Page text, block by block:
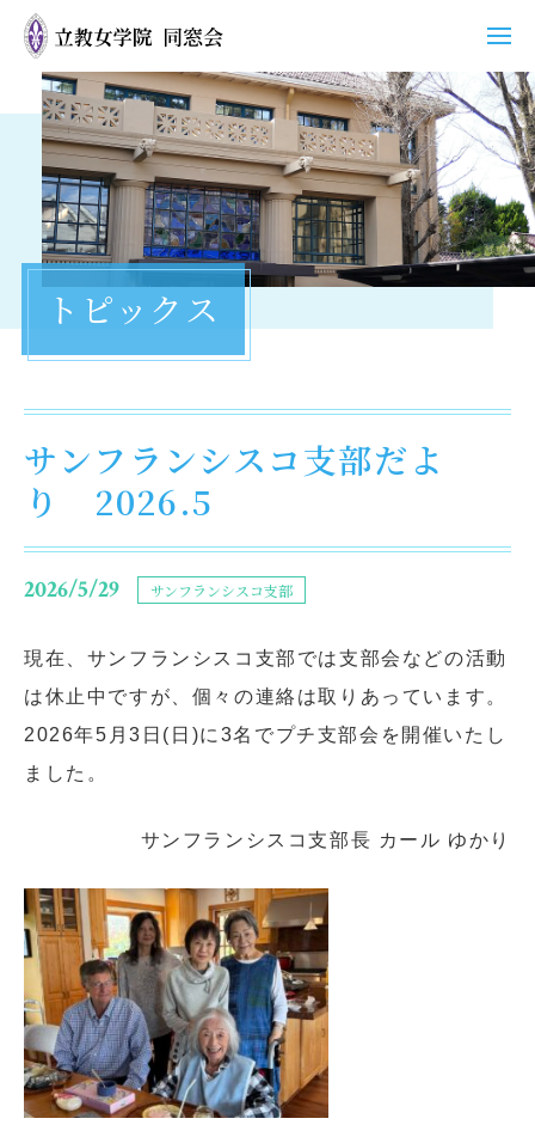
ホーム
同窓会について
活動
支部
同窓会グッズ
お問い合わせ
閉じる
トピックス
サンフランシスコ支部だよ
り 2026.5
2026/5/29 サンフランシスコ支部
現在、サンフランシスコ支部では支部会などの活動
は休止中ですが、個々の連絡は取りあっています。
2026年5月3日(日)に3名でプチ支部会を開催いたし
ました。
サンフランシスコ支部長 カール ゆかり